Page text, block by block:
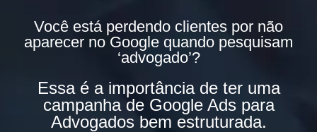
Você está perdendo clientes por não
aparecer no Google quando pesquisam
‘advogado’?
Essa é a importância de ter uma
campanha de Google Ads para
Advogados bem estruturada.